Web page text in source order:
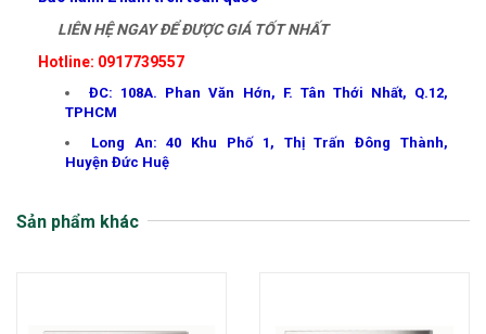
LIÊN HỆ NGAY ĐỂ ĐƯỢC GIÁ TỐT NHẤT
Hotline: 0917739557
ĐC: 108A. Phan Văn Hớn, F. Tân Thới Nhất, Q.12,
TPHCM
Long An: 40 Khu Phố 1, Thị Trấn Đông Thành,
Huyện Đức Huệ
Sản phẩm khác